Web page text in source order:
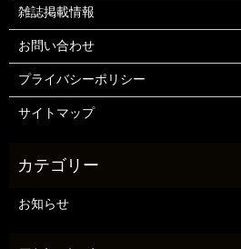
雑誌掲載情報
お問い合わせ
プライバシーポリシー
サイトマップ
お知らせ